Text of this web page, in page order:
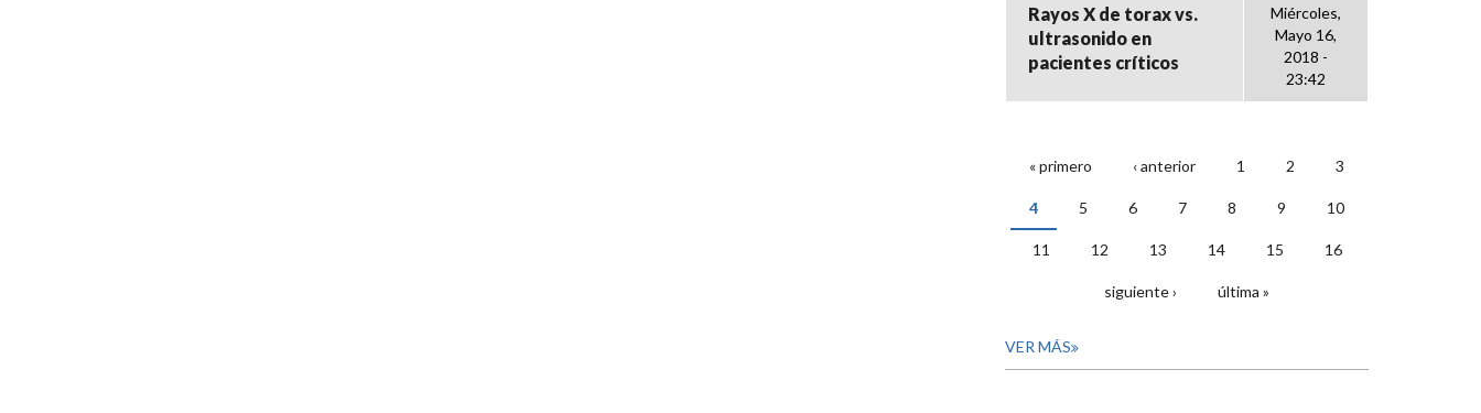
Rayos X de torax vs.
ultrasonido en
pacientes críticos
Miércoles,
Mayo 16,
2018 -
23:42
PÁGINAS
« primero ‹ anterior 1 2 3
4 5 6 7 8 9 10
11 12 13 14 15 16
siguiente › última »
VER MÁS